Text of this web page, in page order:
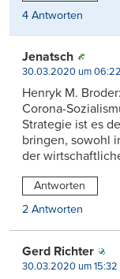
4 Antworten
Jenatsch
30.03.2020 um 06:22
Henryk M. Broder:
Corona-
Strategie ist es
bringen, sowohl
der
Antworten
2 Antworten
Gerd Richter
30.03.2020 um 15:32